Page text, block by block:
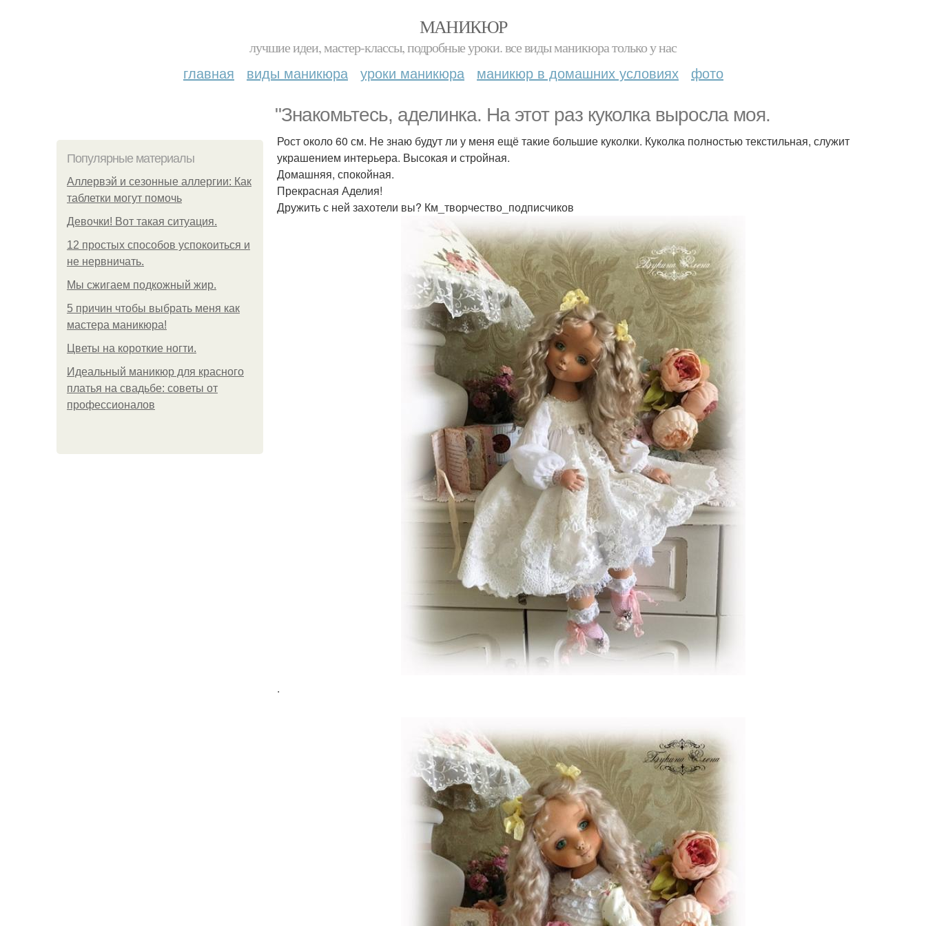
МАНИКЮР
лучшие идеи, мастер-классы, подробные уроки. все виды маникюра только у нас
главная виды маникюра уроки маникюра маникюр в домашних условиях фото
"Знакомьтесь, аделинка. На этот раз куколка выросла моя.
Популярные материалы
Аллервэй и сезонные аллергии: Как
таблетки могут помочь
Девочки! Вот такая ситуация.
12 простых способов успокоиться и
не нервничать.
Мы сжигаем подкожный жир.
5 причин чтобы выбрать меня как
мастера маникюра!
Цветы на короткие ногти.
Идеальный маникюр для красного
платья на свадьбе: советы от
профессионалов
Рост около 60 см. Не знаю будут ли у меня ещё такие большие куколки. Куколка полностью текстильная, служит
украшением интерьера. Высокая и стройная.
Домашняя, спокойная.
Прекрасная Аделия!
Дружить с ней захотели вы? Км_творчество_подписчиков
.